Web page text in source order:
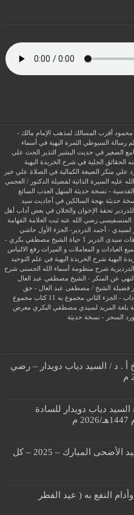
محمود
أقرب المسالك لمذهب الإمام مالك -
رسالة السيوطي
الثمرة البهية في أسماء
الصغير في حديث البشير النذير
الحث على
الحقائق الجلية في شرح الخريدة البهية
علي منكر الصيغة الكمالية في الصلاة علي خير
عليه
السيرة الذاتية لفضيلة الدكتور / العجمي
القدسية - نسخة حديثة
المنهل العذب السائغ
حديثة بهجة السالكين في أحاديث سيد
تحفة الإخوان والخلان في بعض آداب أهل
المنسفيسى رضي الله عنه ثبت العلامة الفهامة
- أحمد الدردير- الجزء الأول حاشي
سيدى الدرير 1
حياة الشيخ مصطفي بكري -
العبادات و المعاملات و الميراث رفع الالتباس
البهية شرح الخريدة البهية في علم التوحيد
شرح منظومة أسماء الله الحسنى شرح
عن المنكر - الشيخ مصطفي عبد العال
فضيلة الشيخ / مصطفى عبد العال - حق
- الجزء الثاني مجموع به 11 كتاب
مجموع
المريد لسيدي مصطفي البكري معرض
ورد السحر - نسخة حديثة
أ . د / السيد دياب دويدار – رضي
دياب دويدار للسادة
معايدة سيدنا الشيخ رضي الله عنه بعيد الأضحى المبارك – 2025 – كل
النفع به ( عيد الفطر